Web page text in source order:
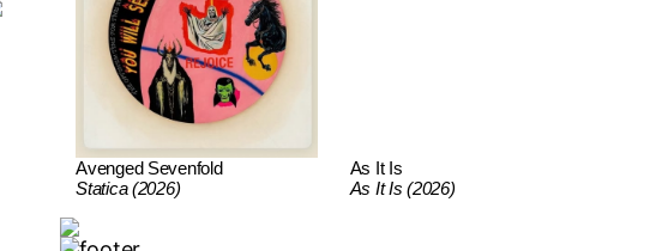
Avenged Sevenfold
Statica (2026)
As It Is
As It Is (2026)